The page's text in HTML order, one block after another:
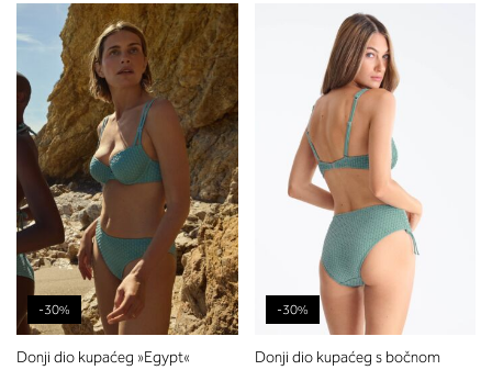
-30%
Donji dio kupaćeg »Egypt«
-30%
Donji dio kupaćeg s bočnom